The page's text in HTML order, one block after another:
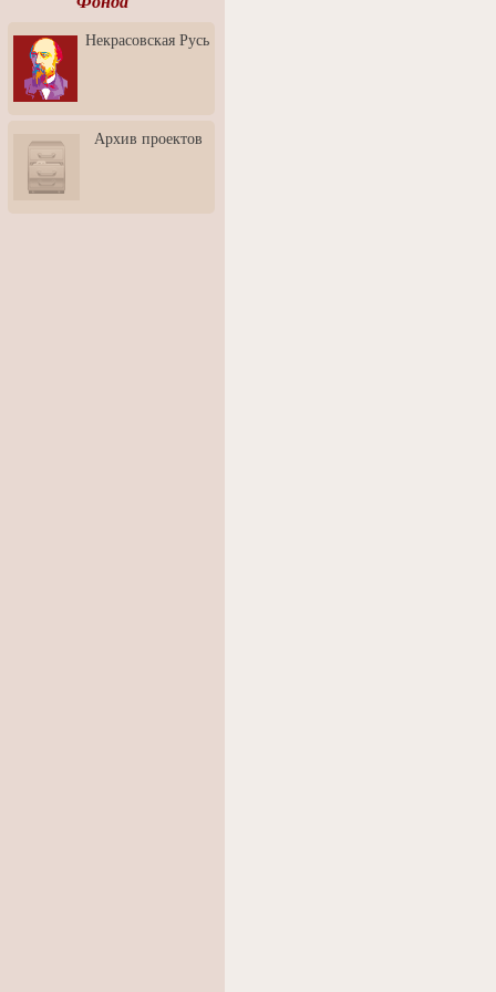
Профессионалов - Эпизод
3: Обусловленности
человека и их влияние на
карьеру
скульптором Дмитрием
Тугариновым
АртБульвар в День города
Некрасовская Русь
Архив проектов